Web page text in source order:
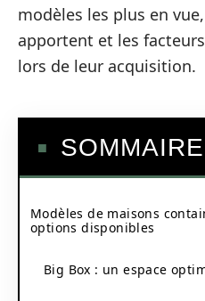
modèles les plus en
apportent et les
lors de leur acquisition.
SOMMAIRE
Modèles de maisons
options disponibles
Big Box : un espace